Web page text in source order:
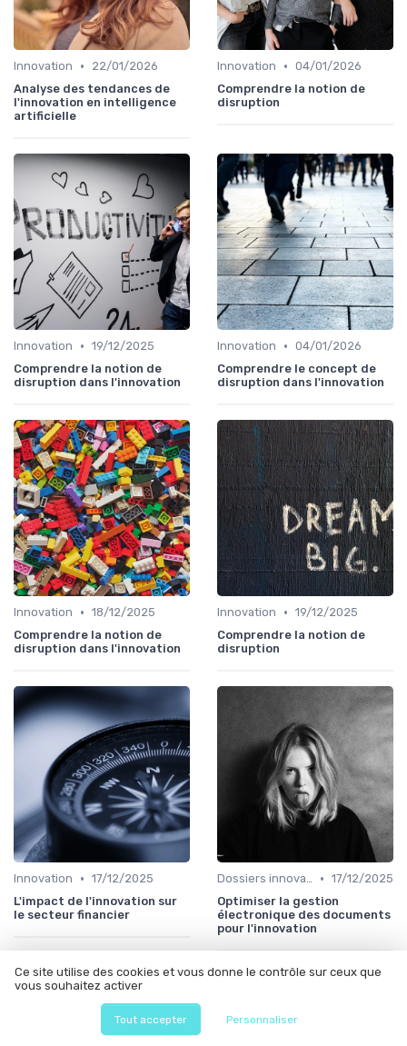
Innovation •
22/01/2026
Analyse des tendances de
l'innovation en intelligence
artificielle
Innovation • 04/01/2026
Comprendre la notion de
disruption
Innovation • 19/12/2025
Comprendre la notion de
disruption dans l'innovation
Innovation • 04/01/2026
Comprendre le concept de
disruption dans l'innovation
Innovation • 18/12/2025
Comprendre la notion de
disruption dans l'innovation
Innovation • 19/12/2025
Comprendre la notion de
disruption
Innovation • 17/12/2025
L'impact de l'innovation sur
le secteur financier
Dossiers innovation • 17/12/2025
Optimiser la gestion
électronique des documents
pour l'innovation
Les articles par date
Ce site utilise des cookies et vous donne le contrôle sur ceux que
vous souhaitez activer
Tout accepter Personnaliser